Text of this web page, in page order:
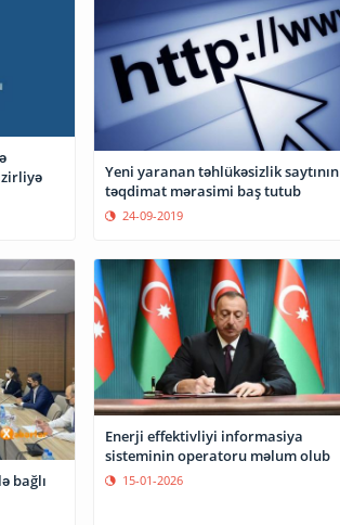
Yeni yaranan təhlükəsizlik saytının
təqdimat mərasimi baş tutub
24-09-2019
bağlı
Enerji effektivliyi informasiya
sisteminin operatoru məlum olub
15-01-2026